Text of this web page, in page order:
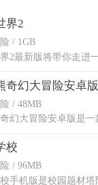
界2
/ 1GB
奇幻大冒险安卓版
/ 48MB
校
/ 96MB